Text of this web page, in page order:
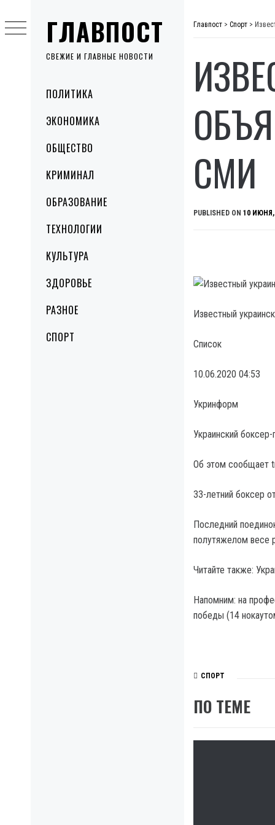
ГЛАВПОСТ
СВЕЖИЕ И ГЛАВНЫЕ НОВОСТИ
MenuПОЛИТИКА
ЭКОНОМИКА
ОБЩЕСТВО
КРИМИНАЛ
ОБРАЗОВАНИЕ
ТЕХНОЛОГИИ
КУЛЬТУРА
ЗДОРОВЬЕ
РАЗНОЕ
СПОРТ
to
content
Главпост > Спорт >
СМИ
PUBLISHED ON 10 ИЮНЯ,
Известный
Список
10.06.2020 04:53
Укринформ
Украинский
Об этом сообщает
33-летний боксер
Последний
полутяжелом весе
Читайте также:
Напомним: на
победы (14
СПОРТ
ПО ТЕМЕ